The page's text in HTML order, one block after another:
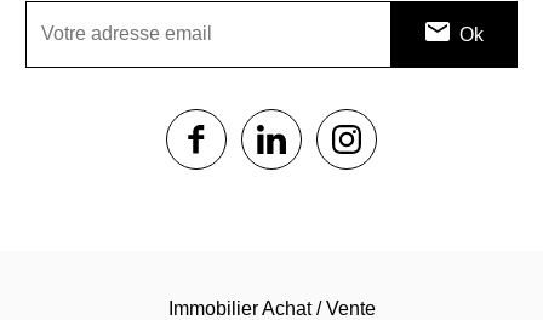
1$s 1$s
Immobilier Achat / Vente